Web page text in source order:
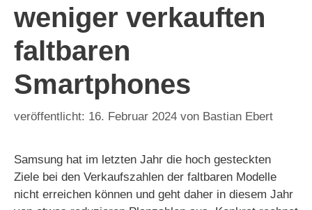
weniger verkauften
faltbaren
Smartphones
16. Februar 2024 von Bastian Ebert
Samsung hat im letzten Jahr die hoch gesteckten
Ziele bei den Verkaufszahlen der faltbaren Modelle
nicht erreichen können und geht daher in diesem Jahr